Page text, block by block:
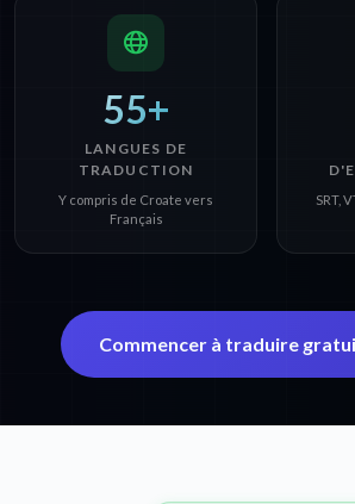
55+
LANGUES DE
TRADUCTION
Y compris de Croate vers
Français
SRT,
Commencer à traduire